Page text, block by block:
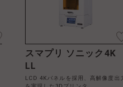
スマプリ ソニック4K
LL
LCD 4Kパネルを採用、高解像度出